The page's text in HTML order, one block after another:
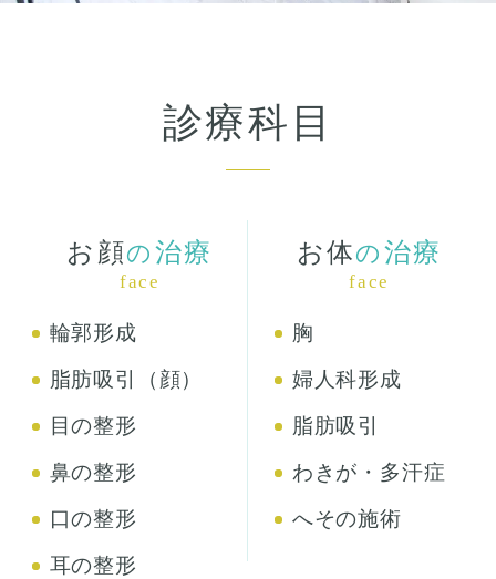
診療科目
お顔の 治療
face
輪郭形成
脂肪吸引（顔）
目の整形
鼻の整形
口の整形
耳の整形
お体の 治療
face
胸
婦人科形成
脂肪吸引
わきが・多汗症
へその施術